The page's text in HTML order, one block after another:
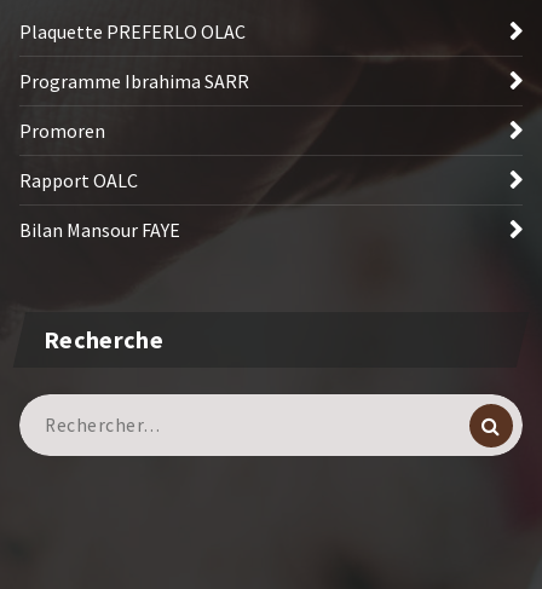
Plaquette PREFERLO OLAC
Programme Ibrahima SARR
Promoren
Rapport OALC
Bilan Mansour FAYE
Recherche
Recherche
pour :